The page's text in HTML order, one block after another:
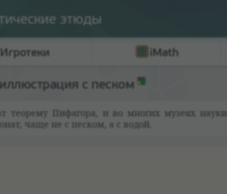
этюды
Игротеки iMath
с песком
тео­рему Пифагора, и во многих музеях науки
чаще не с пес­ком, а с водой.